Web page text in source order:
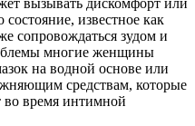
известное как
сопровождаться зудом и
многие женщины
на водной основе или
средствам, которые
во время интимной